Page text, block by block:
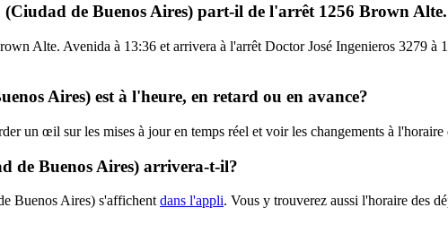
de Buenos Aires) part-il de l'arrêt 1256 Brown
Alte. Avenida à 13:36 et arrivera à l'arrêt Doctor José Ingenieros 3279
Aires) est à l'heure, en retard ou en avance?
un œil sur les mises à jour en temps réel et voir les changements à
de Buenos Aires) arrivera-t-il?
Buenos Aires) s'affichent dans l'appli. Vous y trouverez aussi l'horaire des